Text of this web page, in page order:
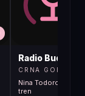
Radio Budva
CRNA GORA
Nina Todorovic -
tren